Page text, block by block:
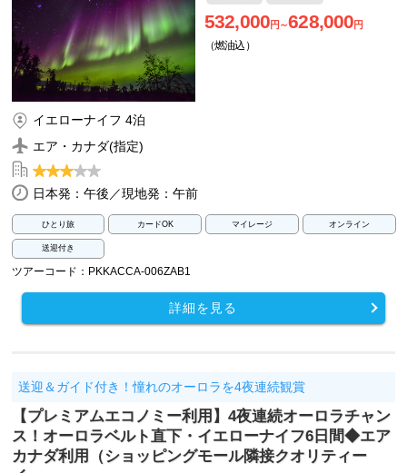
532,000円～628,000円
（燃油込）
イエローナイフ 4泊
エア・カナダ(指定)
日本発：午後／現地発：午前
ひとり旅 カードOK マイレージ オンライン
送迎付き
ツアーコード：PKKACCA-006ZAB1
詳細を見る
送迎＆ガイド付き！憧れのオーロラを4夜連続観賞
【プレミアムエコノミー利用】4夜連続オーロラチャン
ス！オーロラベルト直下・イエローナイフ6日間◆エア
カナダ利用（ショッピングモール隣接クオリティー